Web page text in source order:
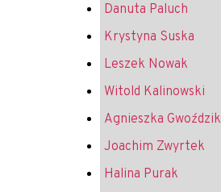
Danuta Paluch
Krystyna Suska
Leszek Nowak
Witold Kalinowski
Agnieszka Gwoździk
Joachim Zwyrtek
Halina Purak